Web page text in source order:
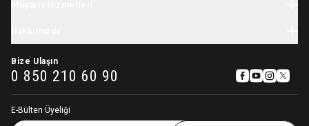
Çocuk Mont
Kız Çocuk Eşofman Takımı
OshKosh
Baby Brezza
Pamina
Stephen Joseph
Avent
Sipariş Takibi
Sıkça Sorulan Sorular
Gizlilik ve Kullanıcı Sözleşmesi
Bize Ulaşın
0 850 210 60 90
E-Bülten Üyeliği